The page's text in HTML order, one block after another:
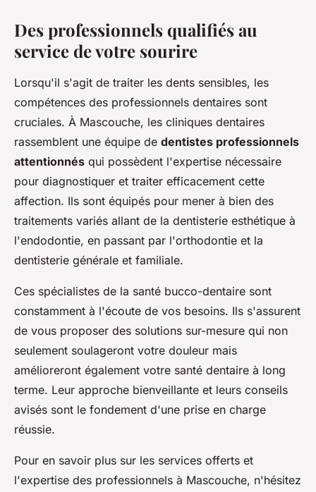
Des professionnels qualifiés au
service de votre sourire
Lorsqu'il s'agit de traiter les dents sensibles, les
compétences des professionnels dentaires sont
cruciales. À Mascouche, les cliniques dentaires
rassemblent une équipe de dentistes professionnels
attentionnés qui possèdent l'expertise nécessaire
pour diagnostiquer et traiter efficacement cette
affection. Ils sont équipés pour mener à bien des
traitements variés allant de la dentisterie esthétique à
l'endodontie, en passant par l'orthodontie et la
dentisterie générale et familiale.
Ces spécialistes de la santé bucco-dentaire sont
constamment à l'écoute de vos besoins. Ils s'assurent
de vous proposer des solutions sur-mesure qui non
seulement soulageront votre douleur mais
amélioreront également votre santé dentaire à long
terme. Leur approche bienveillante et leurs conseils
avisés sont le fondement d'une prise en charge
réussie.
Pour en savoir plus sur les services offerts et
l'expertise des professionnels à Mascouche, n'hésitez